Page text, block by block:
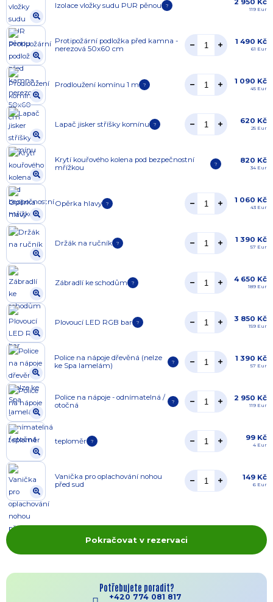
Izolace vložky sudu PUR pěnou ? 2 950 Kč
119 Eur
Protipožární podložka před kamna -
nerezová 50x60 cm
1 490 Kč
61 Eur
Prodloužení komínu 1 m ? 1 090 Kč
45 Eur
Lapač jisker stříšky komínu ? 620 Kč
25 Eur
Krytí kouřového kolena pod bezpečnostní
mřížkou
? 820 Kč
34 Eur
Opěrka hlavy ? 1 060 Kč
43 Eur
Držák na ručník ? 1 390 Kč
57 Eur
Zábradlí ke schodům ? 4 650 Kč
189 Eur
Plovoucí LED RGB bar ? 3 850 Kč
159 Eur
Police na nápoje dřevěná (nelze
ke Spa lamelám)
? 1 390 Kč
57 Eur
Police na nápoje - odnímatelná /
otočná
? 2 950 Kč
119 Eur
teploměr ? 99 Kč
4 Eur
Vanička pro oplachování nohou
před sud
149 Kč
6 Eur
Pokračovat v rezervaci
Potřebujete poradit?
+420 774 081 817